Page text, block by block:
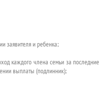
заявителя и ребенка;
каждого члена семьи за последние
выплаты (подлинник);